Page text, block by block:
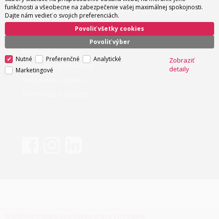
Ako nakupovať
Možnosti platby
Obchodné podmienky
funkčnosti a všeobecne na zabezpečenie vašej maximálnej spokojnosti.
Dajte nám vedieť o svojich preferenciách.
Povoliť výber
Povoliť všetky cookies
Nutné Preferenčné
Analytické
Marketingové
Zobraziť
detaily